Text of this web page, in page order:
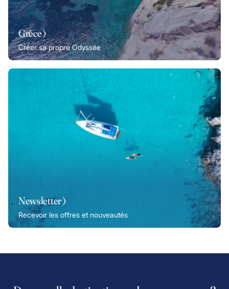
Grèce ⟩
Créer sa propre Odyssée
Newsletter ⟩
Recevoir les offres et nouveautés